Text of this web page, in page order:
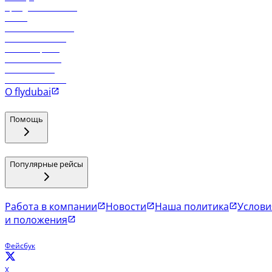
О flydubai
Помощь
Популярные рейсы
Работа в компании Новости Наша политика
и положения
Фейсбук
X